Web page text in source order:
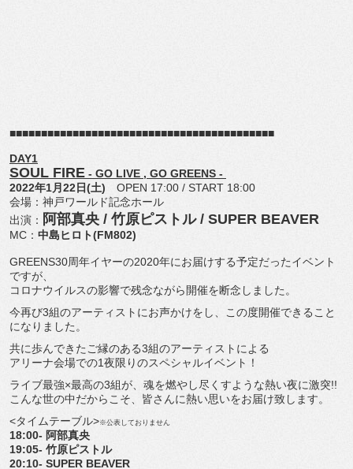
■■■■■■■■■■■■■■■■■■■■■■■■■■■■■■■■■■■■■■■■■■
DAY1
SOUL FIRE - GO LIVE , GO GREENS -
2022年1月22日(土) OPEN 17:00 / START 18:00
会場：神戸ワールド記念ホール
出演： 阿部真央 / 竹原ピストル / SUPER BEAVER
MC： 中島ヒロト(FM802)
GREENS30周年イヤーの2020年にお届けする予定だったイベント
ですが、
コロナウイルスの影響で残念ながら開催を断念しました。
今再び3組のアーティストにお声かけをし、この度開催できること
になりました。
共に歩んできたご縁のある3組のアーティストによる
アリーナ会場での1夜限りのスペシャルイベント！
ライブ最強×最高の3組が、 魂を燃やし尽くすような熱い夜に激突!!
こんな世の中だからこそ、皆さんに熱い思いをお届け致します。
<タイムテーブル>※公表しておりません
18:00- 阿部真央
19:05- 竹原ピストル
20:10- SUPER BEAVER